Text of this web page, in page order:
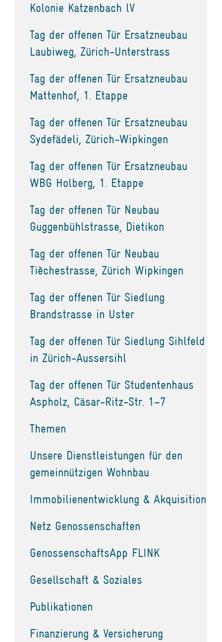
Kolonie Katzenbach lV
Tag der offenen Tür Ersatzneubau
Laubiweg, Zürich-Unterstrass
Tag der offenen Tür Ersatzneubau
Mattenhof, 1. Etappe
Tag der offenen Tür Ersatzneubau
Sydefädeli, Zürich-Wipkingen
Tag der offenen Tür Ersatzneubau
WBG Holberg, 1. Etappe
Tag der offenen Tür Neubau
Guggenbühlstrasse, Dietikon
Tag der offenen Tür Neubau
Tièchestrasse, Zürich Wipkingen
Tag der offenen Tür Siedlung
Brandstrasse in Uster
Tag der offenen Tür Siedlung Sihlfeld
in Zürich-Aussersihl
Tag der offenen Tür Studentenhaus
Aspholz, Cäsar-Ritz-Str. 1–7
Themen
Unsere Dienstleistungen für den
gemeinnützigen Wohnbau
Immobilienentwicklung & Akquisition
Netz Genossenschaften
GenossenschaftsApp FLINK
Gesellschaft & Soziales
Publikationen
Finanzierung & Versicherung